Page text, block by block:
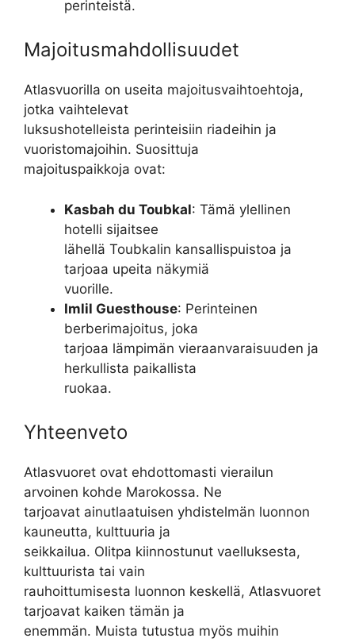
perinteistä.
Majoitusmahdollisuudet
Atlasvuorilla on useita majoitusvaihtoehtoja,
jotka vaihtelevat
luksushotelleista perinteisiin riadeihin ja
vuoristomajoihin. Suosittuja
majoituspaikkoja ovat:
Kasbah du Toubkal: Tämä ylellinen
hotelli sijaitsee
lähellä Toubkalin kansallispuistoa ja
tarjoaa upeita näkymiä
vuorille.
Imlil Guesthouse: Perinteinen
berberimajoitus, joka
tarjoaa lämpimän vieraanvaraisuuden ja
herkullista paikallista
ruokaa.
Yhteenveto
Atlasvuoret ovat ehdottomasti vierailun
arvoinen kohde Marokossa. Ne
tarjoavat ainutlaatuisen yhdistelmän luonnon
kauneutta, kulttuuria ja
seikkailua. Olitpa kiinnostunut vaelluksesta,
kulttuurista tai vain
rauhoittumisesta luonnon keskellä, Atlasvuoret
tarjoavat kaiken tämän ja
enemmän. Muista tutustua myös muihin